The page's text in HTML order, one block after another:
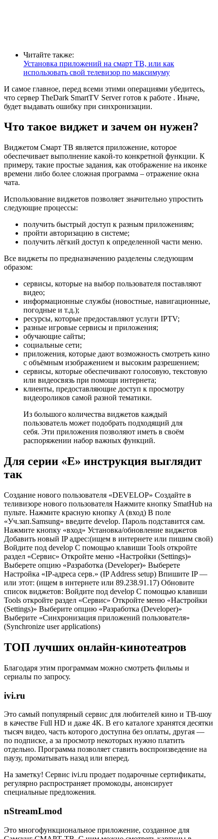
Читайте также:
Установка приложений на смарт ТВ, или как
использовать свой телевизор по максимуму
И самое главное, перед всеми этими операциями убедитесь,
что сервер TheDark SmartTV Server готов к работе . Иначе,
будет выдавать ошибку при синхронизации.
Что такое виджет и зачем он нужен?
Виджетом Смарт ТВ является приложение, которое
обеспечивает выполнение какой-то конкретной функции. К
примеру, такие простые задания, как отображение на иконке
времени либо более сложная программа – отражение окна
чата.
Использование виджетов позволяет значительно упростить
следующие процессы:
получить быстрый доступ к разным приложениям;
пройти авторизацию в системе;
получить лёгкий доступ к определенной части меню.
Все виджеты по предназначению разделены следующим
образом:
сервисы, которые на выбор пользователя поставляют
видео;
информационные службы (новостные, навигационные,
погодные и т.д.);
ресурсы, которые предоставляют услуги IPTV;
разные игровые сервисы и приложения;
обучающие сайты;
социальные сети;
приложения, которые дают возможность смотреть кино
с объёмным изображением и высоким разрешением;
сервисы, которые обеспечивают голосовую, текстовую
или видеосвязь при помощи интернета;
клиенты, предоставляющие доступ к просмотру
видеороликов самой разной тематики.
Из большого количества виджетов каждый
пользователь может подобрать подходящий для
себя. Эти приложения позволяют иметь в своём
распоряжении набор важных функций.
Для серии «E» инструкция выглядит
так
Создание нового пользователя «DEVELOP» Создайте в
теливизоре нового пользователя Нажмите кнопку SmatHub на
пульте. Нажмите красную кнопку A (вход) В поле
«Уч.зап.Samsung» введите develop. Пароль подставится сам.
Нажмите кнопку «вход» Установка/обновление виджетов
Добавить новый IP адрес:(ищем в интернете или пишим свой)
Войдите под develop C помощью клавиши Tools откройте
раздел «Сервис» Откройте меню «Настройки (Settings)»
Выберете опцию «Разработка (Developer)» Выберете
Настройка «IP-адреса серв.» (IP Address setup) Впишите IP —
или этот: (ищем в интернете или 89.238.91.17) Обновите
список виджетов: Войдите под develop C помощью клавиши
Tools откройте раздел «Сервис» Откройте меню «Настройки
(Settings)» Выберите опцию «Разработка (Developer)»
Выберите «Синхронизация приложений пользователя»
(Synchronize user applications)
ТОП лучших онлайн-кинотеатров
Благодаря этим программам можно смотреть фильмы и
сериалы по запросу.
ivi.ru
Это самый популярный сервис для любителей кино и ТВ-шоу
в качестве Full HD и даже 4K. В его каталоге хранятся десятки
тысяч видео, часть которого доступна без оплаты, другая —
по подписке, а за просмотр некоторых нужно платить
отдельно. Программа позволяет ставить воспроизведение на
паузу, проматывать назад или вперед.
На заметку! Сервис ivi.ru продает подарочные сертификаты,
регулярно распространяет промокоды, анонсирует
специальные предложения.
nStreamLmod
Это многофункциональное приложение, созданное для